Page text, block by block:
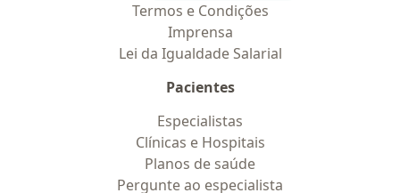
Termos e Condições
Imprensa
Lei da Igualdade Salarial
Pacientes
Especialistas
Clínicas e Hospitais
Planos de saúde
Pergunte ao especialista